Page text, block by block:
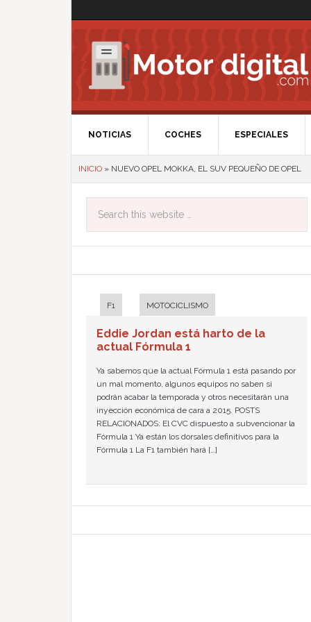
NOTICIAS COCHES ESPECIALES
INICIO » NUEVO OPEL MOKKA, EL SUV PEQUEÑO DE OPEL
F1 MOTOCICLISMO
Eddie Jordan está harto de la
actual Fórmula 1
Ya sabemos que la actual Fórmula 1 está pasando por
un mal momento, algunos equipos no saben si
podrán acabar la temporada y otros necesitarán una
inyección económica de cara a 2015. POSTS
RELACIONADOS: El CVC dispuesto a subvencionar la
Fórmula 1 Ya están los dorsales definitivos para la
Fórmula 1 La F1 también hará […]